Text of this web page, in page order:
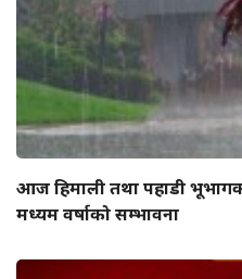
आज हिमाली तथा पहाडी
मध्यम वर्षाको सम्भावना